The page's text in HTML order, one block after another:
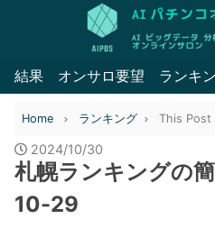
結果 オンサロ要望 ランキ
Home ランキング This Post
2024/10/30
札幌ランキングの
10-29